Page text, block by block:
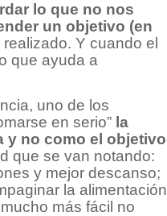
lo que no nos
un objetivo (en
Y cuando el
que ayuda a
uno de los
en serio” la
y no como el objetivo
que se van notando:
y mejor descanso;
la alimentación
más fácil no